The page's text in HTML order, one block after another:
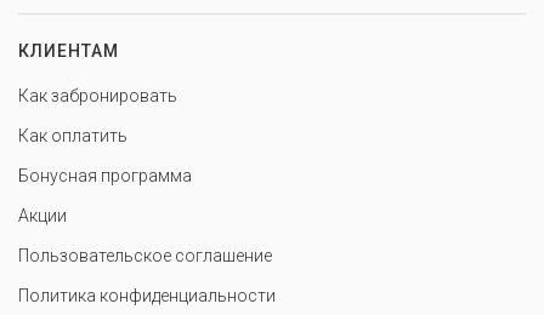
КЛИЕНТАМ
Как забронировать
Как оплатить
Бонусная программа
Акции
Пользовательское соглашение
Политика конфиденциальности